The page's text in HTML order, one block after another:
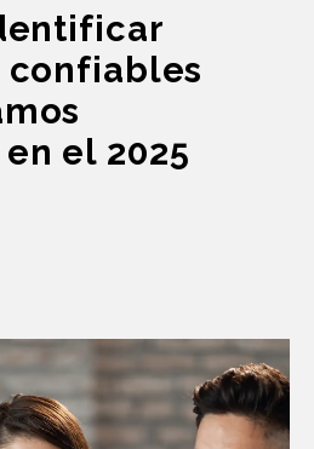
el 2025